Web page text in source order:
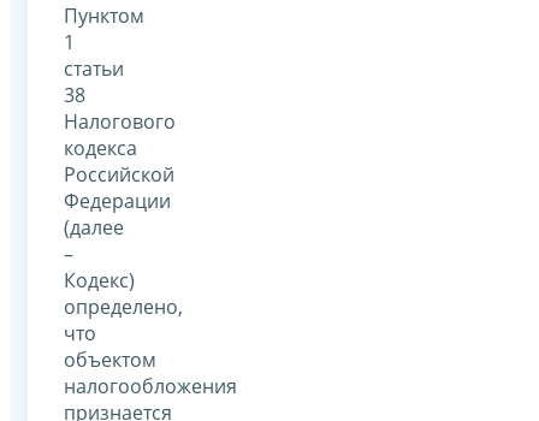
Пунктом
1
статьи
38
Налогового
кодекса
Российской
Федерации
(далее
–
Кодекс)
определено,
что
объектом
налогообложения
признается